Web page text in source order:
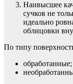
Наивысшее
сучков не
идеально
облицовки
По типу
обработанные;